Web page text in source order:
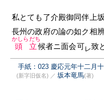
私とても了介殿御同伴上坂
長州の政府の論の如ク相
頭立
かしらだち
候者ニ面会可レ致
手紙：023 慶応元年十二月
(新字旧仮名) ／ 坂本竜馬(著)